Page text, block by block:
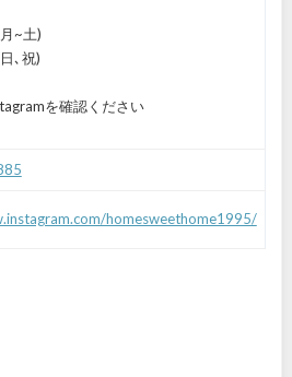
~土)
､祝)
を確認ください
homesweethome1995/